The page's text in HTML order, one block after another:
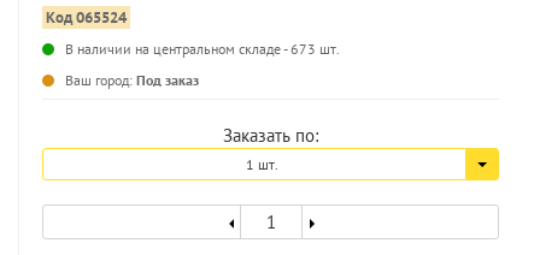
Код 065524
В наличии на центральном складе - 673 шт.
Ваш город: Под заказ
Заказать по:
1 шт.